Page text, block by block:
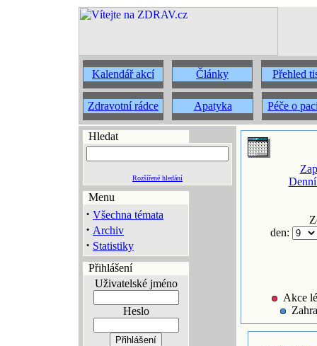
Kalendář akcí Články Přehled
Zdravotní rádce Apatyka Péče o
Hledat
Rozšířené hledání
Menu
· Všechna témata
· Archiv
· Statistiky
Přihlášení
Uživatelské jméno
Heslo
den:
Akce